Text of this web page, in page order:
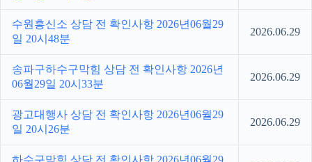
수원흥신소 상담 전 확인사항 2026년06월29
일 20시48분
2026.06.29
송파구하수구막힘 상담 전 확인사항 2026년
06월29일 20시33분
2026.06.29
광고대행사 상담 전 확인사항 2026년06월29
일 20시26분
2026.06.29
하수구막힘 상담 전 확인사항 2026년06월29